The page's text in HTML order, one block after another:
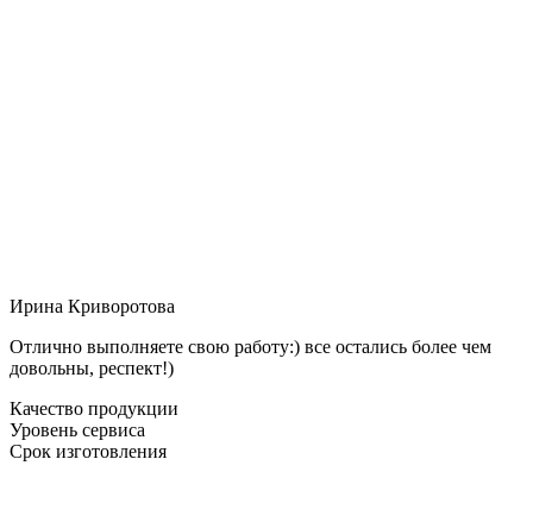
Ирина Криворотова
Отлично выполняете свою работу:) все остались более чем
довольны, респект!)
Качество продукции
Уровень сервиса
Срок изготовления